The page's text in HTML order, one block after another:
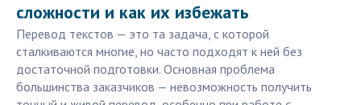
сложности и как их избежать
Перевод текстов — это та задача, с которой
сталкиваются многие, но часто подходят к ней без
достаточной подготовки. Основная проблема
большинства заказчиков — невозможность получить